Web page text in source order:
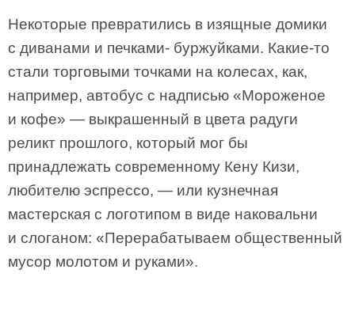
Некоторые превратились в изящные домики
с диванами и печками- буржуйками. Какие-то
стали торговыми точками на колесах, как,
например, автобус с надписью «Мороженое
и кофе» — выкрашенный в цвета радуги
реликт прошлого, который мог бы
принадлежать современному Кену Кизи,
любителю эспрессо, — или кузнечная
мастерская с логотипом в виде наковальни
и слоганом: «Перерабатываем общественный
мусор молотом и руками».